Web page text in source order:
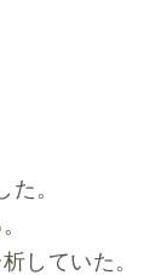
。
していた。